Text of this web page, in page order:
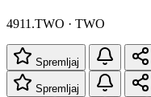
4911.TWO · TWO
Spremljaj
Spremljaj